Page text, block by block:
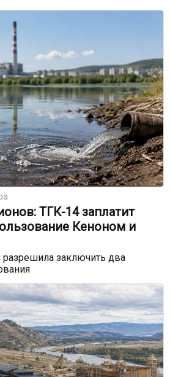
ТГК-14 заплатит
Кеноном и
разрешила заключить два